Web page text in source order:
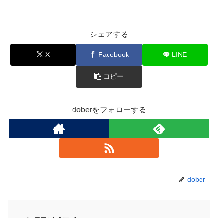
シェアする
X Facebook LINE
コピー
doberをフォローする
dober